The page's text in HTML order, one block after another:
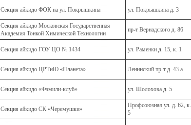
Секция айкидо ФОК на ул. Покрышкина ул. Покрышкина д. 3
Секция айкидо Московская Государственная
Академия Тонкой Химической Технологии
пр-т Вернадского д. 86
Секция айкидо ГОУ ЦО № 1434 ул. Раменки д. 15, к. 1
Секция айкидо ЦРТиЮ «Планета» Ленинский пр-т д. 43 а
Секция айкидо «Фэмили-клуб» ул. Шолохова д. 5
Секция айкидо СК «Черемушки»
Профсоюзная ул. д. 62, к.
5